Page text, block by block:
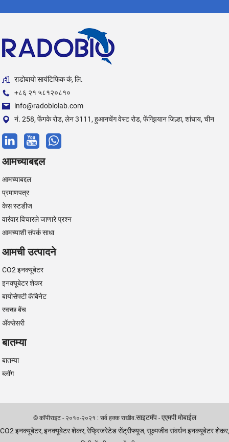
राडोबायो सायंटिफिक कं, लि.
+८६ २१ ५८१२०८१०
info@radobiolab.com
नं. 258, फेंगके रोड, लेन 3111, हुआनचेंग वेस्ट रोड, फेंग्झियान जिल्हा, शांघाय, चीन
आमच्याबद्दल
आमच्याबद्दल
प्रमाणपत्र
केस स्टडीज
वारंवार विचारले जाणारे प्रश्न
आमच्याशी संपर्क साधा
आमची उत्पादने
CO2 इनक्यूबेटर
इनक्यूबेटर शेकर
बायोसेफ्टी कॅबिनेट
स्वच्छ बेंच
अ‍ॅक्सेसरी
बातम्या
बातम्या
ब्लॉग
© कॉपीराइट - २०१०-२०२१ : सर्व हक्क राखीव.साइटमॅप- एएमपी मोबाईल
CO2 इनक्यूबेटर, इनक्यूबेटर शेकर, रेफ्रिजरेटेड सेंट्रीफ्यूज, सूक्ष्मजीव संवर्धन इनक्यूबेटर शेकर,